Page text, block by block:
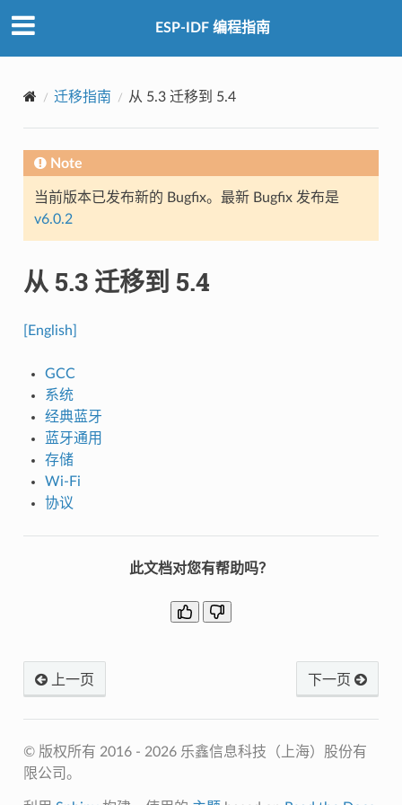
ESP-IDF 编程指南
迁移指南 从 5.3 迁移到 5.4
Note
当前版本已发布新的 Bugfix。最新 Bugfix 发布是
v6.0.2
从 5.3 迁移到 5.4
[English]
GCC
系统
经典蓝牙
蓝牙通用
存储
Wi-Fi
协议
此文档对您有帮助吗？
上一页 下一页
© 版权所有 2016 - 2026 乐鑫信息科技（上海）股份有
限公司。